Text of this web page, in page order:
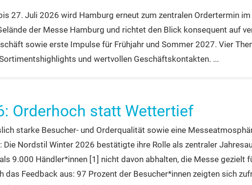
27. Juli 2026 wird Hamburg erneut zum zentralen Ordertermin
der Messe Hamburg und richtet den Blick konsequent auf
sowie erste Impulse für Frühjahr und Sommer 2027. Vier
und wertvollen Geschäftskontakten.
Orderhoch statt Wettertief
starke Besucher- und Orderqualität sowie eine
Nordstil Winter 2026 bestätigte ihre Rolle als zentraler
9.000 Händler*innen [1] nicht davon abhalten, die Messe gezielt
das Feedback aus: 97 Prozent der Besucher*innen zeigten sich